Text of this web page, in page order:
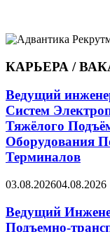
КАРЬЕРА /
Ведущий
Систем
Тяжёлого
Оборудования
Терминалов
03.08.202604.08.2026
Ведущий
Подъемно-